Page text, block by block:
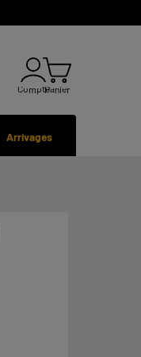
ComptePanier
Arrivages